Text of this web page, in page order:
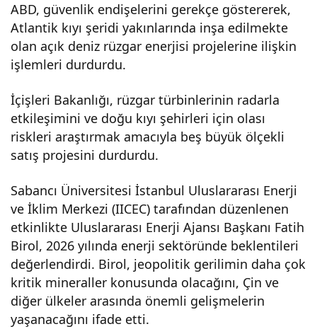
ABD, güvenlik endişelerini gerekçe göstererek,
Atlantik kıyı şeridi yakınlarında inşa edilmekte
olan açık deniz rüzgar enerjisi projelerine ilişkin
işlemleri durdurdu.
İçişleri Bakanlığı, rüzgar türbinlerinin radarla
etkileşimini ve doğu kıyı şehirleri için olası
riskleri araştırmak amacıyla beş büyük ölçekli
satış projesini durdurdu.
Sabancı Üniversitesi İstanbul Uluslararası Enerji
ve İklim Merkezi (IICEC) tarafından düzenlenen
etkinlikte Uluslararası Enerji Ajansı Başkanı Fatih
Birol, 2026 yılında enerji sektöründe beklentileri
değerlendirdi. Birol, jeopolitik gerilimin daha çok
kritik mineraller konusunda olacağını, Çin ve
diğer ülkeler arasında önemli gelişmelerin
yaşanacağını ifade etti.